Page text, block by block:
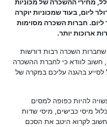
מחירי ההשכרה של מכוניות
מתחילות בסביבות $30 דולר ליום, בעוד שמכוניות יוקרה
למעלה מ-$100 דולר ליום. חברות השכרה מסוימות
ארוכות יותר.
שחברות השכרה רבות דורשות
חשוב לוודא כי לחברת ההשכרה
לסייע בהגנה עליכם במקרה של
להיות כפופה למסים
מיסי כבישים, מיסי שדות
חשוב לקרוא היטב את הסכם